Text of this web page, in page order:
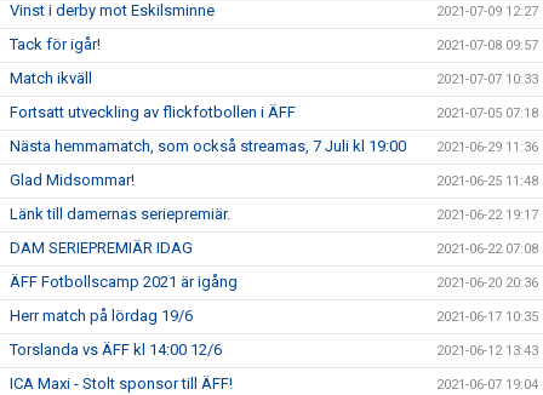
Vinst i derby mot Eskilsminne 2021-07-09 12:27
Tack för igår! 2021-07-08 09:57
Match ikväll 2021-07-07 10:33
Fortsatt utveckling av flickfotbollen i ÄFF 2021-07-05 07:18
Nästa hemmamatch, som också streamas, 7 Juli kl 19:00 2021-06-29 11:36
Glad Midsommar! 2021-06-25 11:48
Länk till damernas seriepremiär. 2021-06-22 19:17
DAM SERIEPREMIÄR IDAG 2021-06-22 07:08
ÄFF Fotbollscamp 2021 är igång 2021-06-20 20:36
Herr match på lördag 19/6 2021-06-17 10:35
Torslanda vs ÄFF kl 14:00 12/6 2021-06-12 13:43
ICA Maxi - Stolt sponsor till ÄFF! 2021-06-07 19:04